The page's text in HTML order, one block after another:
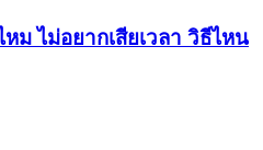
ม ไม่อยากเสียเวลา วิธีไหน